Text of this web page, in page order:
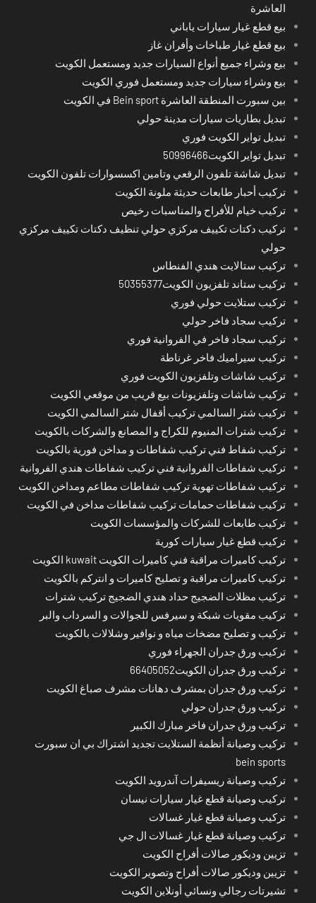
العاشرة
بيع قطع غيار سيارات ياباني
بيع قطع غيار طباخات وأفران غاز
بيع وشراء جميع أنواع السيارات جديد ومستعمل الكويت
بيع وشراء سيارات جديد ومستعمل فوري الكويت
بين سبورت المنطقة العاشرة Bein sport في الكويت
تبديل بطاريات سيارات مدينة حولي
تبديل تواير الكويت فوري
تبديل تواير الكويت50996466
تبديل شاشة تلفون الرقعي وتامين اكسسوارات تلفون الكويت
تركيب أحبار طابعات حديثة ملونة الكويت
تركيب خيام للأفراح والمناسبات رخيص
تركيب دكتات تكييف مركزي حولي تنظيف دكتات تكييف مركزي
حولي
تركيب ستالايت هندي الفنطاس
تركيب ستاند تلفزيون الكويت50355377
تركيب ستلايت حولي فوري
تركيب سجاد فاخر حولي
تركيب سجاد فاخر في الفروانية فوري
تركيب سيراميك فاخر غرناطة
تركيب شاشات وتلفزيون الكويت فوري
تركيب شاشات وتلفزيونات بيع قريب من موقعي الكويت
تركيب شتر السالمي تركيب أقفال شتر السالمي الكويت
تركيب شترات المنيوم للكراج و المصانع والشركات بالكويت
تركيب شفاط فني تركيب شفاطات و مداخن فورية بالكويت
تركيب شفاطات الفروانية فني تركيب شفاطات هندي الفروانية
تركيب شفاطات تهوية تركيب شفاطات مطاعم ومداخن الكويت
تركيب شفاطات حمامات تركيب شفاطات مداخن في الكويت
تركيب طابعات للشركات والمؤسسات الكويت
تركيب قطع غيار سيارات كورية
تركيب كاميرات مراقبة فني كاميرات الكويت kuwait الكويت
تركيب كاميرات مراقبة و تصليح كاميرات و انتركم بالكويت
تركيب مظلات الضجيج حداد هندي الضجيج تركيب شترات
تركيب مقويات شبكة و سيرفس للجوالات و السرداب والبر
تركيب و تصليح مضخات مياه و نوافير وشلالات بالكويت
تركيب ورق جدران الجهراء فوري
تركيب ورق جدران الكويت66405052
تركيب ورق جدران بمشرف دهانات مشرف صباغ الكويت
تركيب ورق جدران حولي
تركيب ورق جدران فاخر مبارك الكبير
تركيب وصيانة أنظمة الستلايت تجديد اشتراك بي ان سبورت
bein sports
تركيب وصيانة ريسيفرات آندرويد الكويت
تركيب وصيانة قطع غيار سيارات نيسان
تركيب وصيانة قطع غيار غسالات
تركيب وصيانة قطع غيار غسالات ال جي
تزيين وديكور صالات أفراح الكويت
تزيين وديكور صالات أفراح وتصوير الكويت
تشيرتات رجالي ونسائي أونلاين الكويت